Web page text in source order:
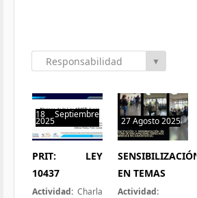
Responsabilidad
▼
18 Septiembre
2025
0 hit
PRIT: LEY
10437
Actividad: Charla
27 Agosto 2025
1 hit
SENSIBILIZACIÓN
EN TEMAS
Actividad: